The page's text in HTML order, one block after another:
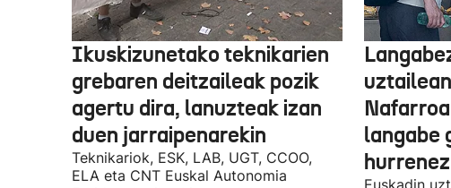
Ikuskizunetako teknikarien
grebaren deitzaileak pozik
agertu dira, lanuzteak izan
duen jarraipenarekin
Teknikariok, ESK, LAB, UGT, CCOO,
ELA eta CNT Euskal Autonomia
langabe
Euskadin